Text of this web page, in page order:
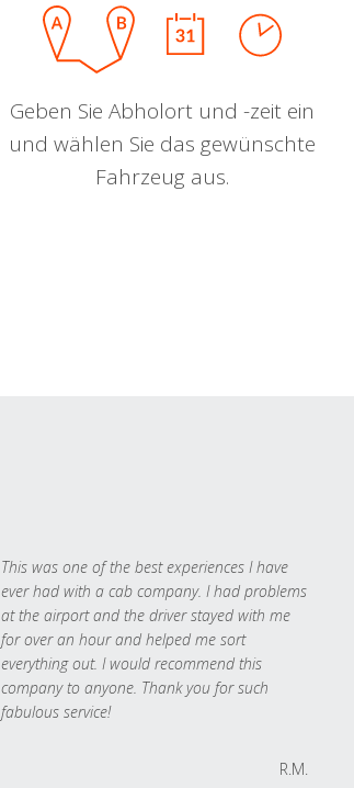
Geben Sie Abholort und -zeit ein
und wählen Sie das gewünschte
Fahrzeug aus.
This was one of the best experiences I have
ever had with a cab company. I had problems
at the airport and the driver stayed with me
for over an hour and helped me sort
everything out. I would recommend this
company to anyone. Thank you for such
fabulous service!
R.M.